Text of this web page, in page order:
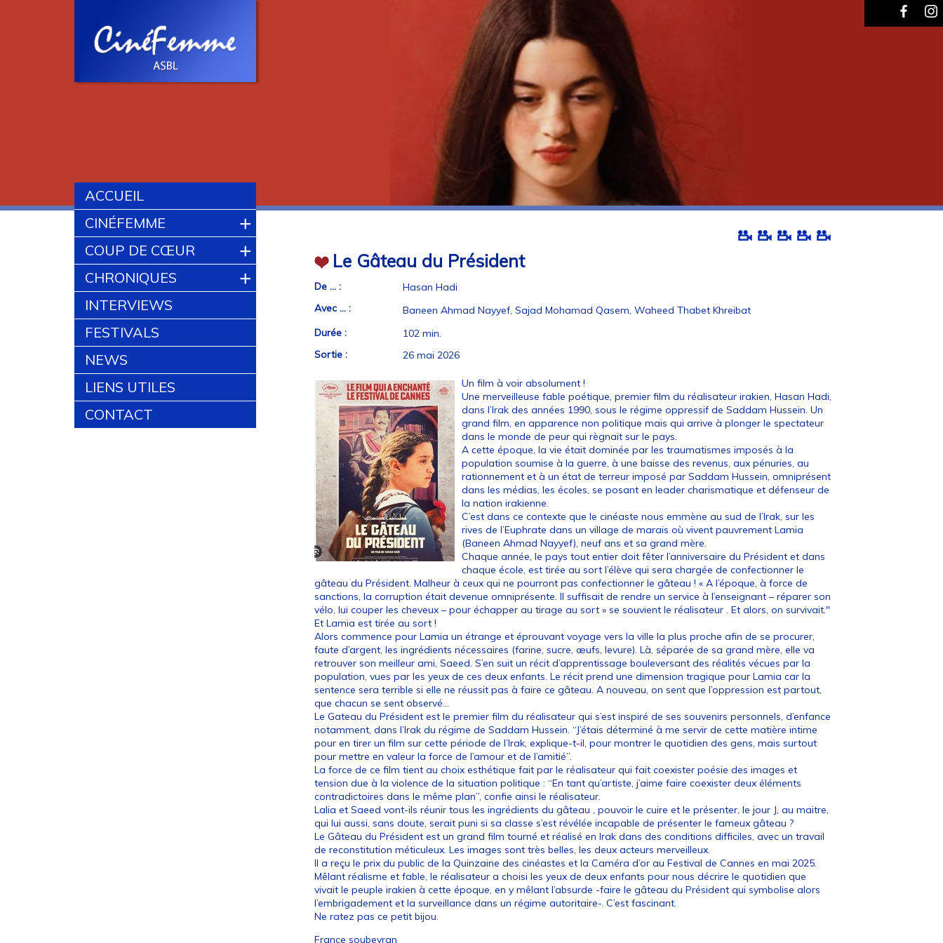
ACCUEIL
CINÉFEMME
+
COUP DE CŒUR +
CHRONIQUES +
INTERVIEWS
FESTIVALS
NEWS
LIENS UTILES
CONTACT
Le Gâteau du Président
De ... :
Hasan Hadi
Avec ... :
Baneen Ahmad Nayyef, Sajad Mohamad Qasem, Waheed Thabet Khreibat
Durée :
102 min.
Sortie :
26 mai 2026
Un film à voir absolument !
Une merveilleuse fable poétique, premier film du réalisateur irakien, Hasan Hadi,
dans l’Irak des années 1990, sous le régime oppressif de Saddam Hussein. Un
grand film, en apparence non politique mais qui arrive à plonger le spectateur
dans le monde de peur qui règnait sur le pays.
A cette époque, la vie était dominée par les traumatismes imposés à la
population soumise à la guerre, à une baisse des revenus, aux pénuries, au
rationnement et à un état de terreur imposé par Saddam Hussein, omniprésent
dans les médias, les écoles, se posant en leader charismatique et défenseur de
la nation irakienne.
C’est dans ce contexte que le cinéaste nous emmène au sud de l’Irak, sur les
rives de l’Euphrate dans un village de marais où vivent pauvrement Lamia
(Baneen Ahmad Nayyef), neuf ans et sa grand mère.
Chaque année, le pays tout entier doit fêter l’anniversaire du Président et dans
chaque école, est tirée au sort l’élève qui sera chargée de confectionner le
gâteau du Président. Malheur à ceux qui ne pourront pas confectionner le gâteau ! « A l’époque, à force de
sanctions, la corruption était devenue omniprésente. Il suffisait de rendre un service à l’enseignant – réparer son
vélo, lui couper les cheveux – pour échapper au tirage au sort » se souvient le réalisateur . Et alors, on survivait."
Et Lamia est tirée au sort !
Alors commence pour Lamia un étrange et éprouvant voyage vers la ville la plus proche afin de se procurer,
faute d’argent, les ingrédients nécessaires (farine, sucre, œufs, levure). Là, séparée de sa grand mère, elle va
retrouver son meilleur ami, Saeed. S’en suit un récit d’apprentissage bouleversant des réalités vécues par la
population, vues par les yeux de ces deux enfants. Le récit prend une dimension tragique pour Lamia car la
sentence sera terrible si elle ne réussit pas à faire ce gâteau. A nouveau, on sent que l’oppression est partout,
que chacun se sent observé…
Le Gateau du Président est le premier film du réalisateur qui s’est inspiré de ses souvenirs personnels, d’enfance
notamment, dans l’Irak du régime de Saddam Hussein. “J’étais déterminé à me servir de cette matière intime
pour en tirer un film sur cette période de l’Irak, explique-t-il, pour montrer le quotidien des gens, mais surtout
pour mettre en valeur la force de l’amour et de l’amitié”.
La force de ce film tient au choix esthétique fait par le réalisateur qui fait coexister poésie des images et
tension due à la violence de la situation politique : “En tant qu’artiste, j’aime faire coexister deux éléments
contradictoires dans le même plan”, confie ainsi le réalisateur.
Lalia et Saeed vont-ils réunir tous les ingrédients du gâteau , pouvoir le cuire et le présenter, le jour J, au maitre,
qui lui aussi, sans doute, serait puni si sa classe s’est révélée incapable de présenter le fameux gâteau ?
Le Gâteau du Président est un grand film tourné et réalisé en Irak dans des conditions difficiles, avec un travail
de reconstitution méticuleux. Les images sont très belles, les deux acteurs merveilleux.
Il a reçu le prix du public de la Quinzaine des cinéastes et la Caméra d’or au Festival de Cannes en mai 2025.
Mêlant réalisme et fable, le réalisateur a choisi les yeux de deux enfants pour nous décrire le quotidien que
vivait le peuple irakien à cette époque, en y mêlant l’absurde -faire le gâteau du Président qui symbolise alors
l’embrigadement et la surveillance dans un régime autoritaire-. C’est fascinant.
Ne ratez pas ce petit bijou.
France soubeyran